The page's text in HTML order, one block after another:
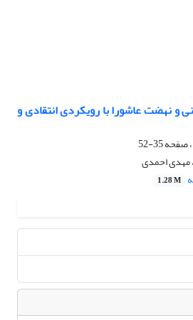
و نهضت عاشورا با رویکردی انتقادی و
35-52
مهدی احمدی
1.28 M